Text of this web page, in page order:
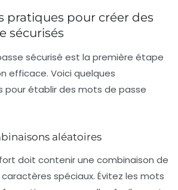
pratiques pour créer des
sécurisés
sécurisé est la première étape
efficace. Voici quelques
pour établir des mots de passe
aléatoires
doit contenir une combinaison de
spéciaux. Évitez les mots